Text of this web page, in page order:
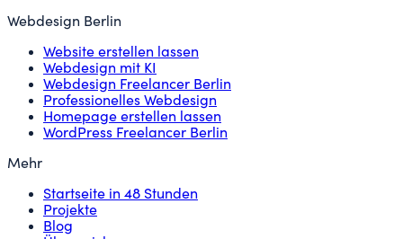
Webdesign Berlin
Website erstellen lassen
Webdesign mit KI
Webdesign Freelancer Berlin
Professionelles Webdesign
Homepage erstellen lassen
WordPress Freelancer Berlin
Mehr
Startseite in 48 Stunden
Projekte
Blog